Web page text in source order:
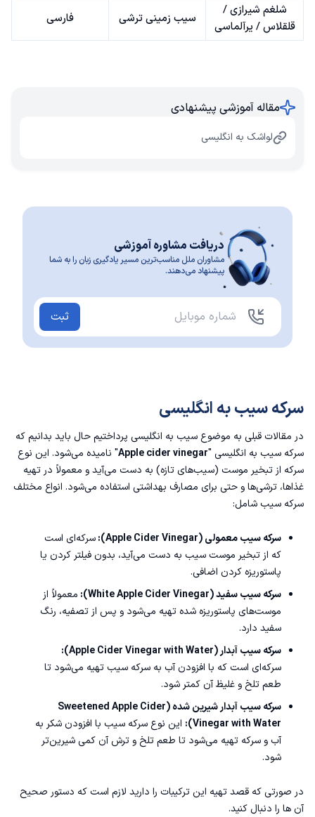
شلغم شیرازی /
قلقلاس / یرآلماسی
سیب زمینی ترشی فارسی
مقاله آموزشی پیشنهادی
لواشک به انگلیسی
دریافت مشاوره آموزشی
مشاوران ملل مناسب‌ترین مسیر یادگیری زبان را به شما
پیشنهاد می‌دهند.
ثبت
سرکه سیب به انگلیسی
در مقالات قبلی به موضوع سیب به انگلیسی پرداختیم حال باید بدانیم که
سرکه سیب به انگلیسی "Apple cider vinegar" نامیده می‌شود. این نوع
سرکه از تبخیر موست (سیب‌های تازه) به دست می‌آید و معمولاً در تهیه
غذاها، ترشی‌ها و حتی برای مصارف بهداشتی استفاده می‌شود. انواع مختلف
سرکه سیب شامل:
سرکه سیب معمولی (Apple Cider Vinegar):
سرکه‌ای است
که از تبخیر موست سیب به دست می‌آید، بدون فیلتر کردن یا
پاستوریزه کردن اضافی.
سرکه سیب سفید (White Apple Cider Vinegar):
معمولاً از
موست‌های پاستوریزه شده تهیه می‌شود و پس از تصفیه، رنگ
سفید دارد.
سرکه سیب آبدار (Apple Cider Vinegar with Water):
سرکه‌ای است که با افزودن آب به سرکه سیب تهیه می‌شود تا
طعم تلخ و غلیظ آن کمتر شود.
سرکه سیب آبدار شیرین شده (Sweetened Apple Cider
Vinegar with Water):
این نوع سرکه سیب با افزودن شکر به
آب و سرکه تهیه می‌شود تا طعم تلخ و ترش آن کمی شیرین‌تر
شود.
در صورتی که قصد تهیه این ترکیبات را دارید لازم است که دستور صحیح
آن ها را دنبال کنید.